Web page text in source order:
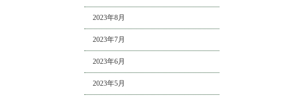
2023年8月
2023年7月
2023年6月
2023年5月